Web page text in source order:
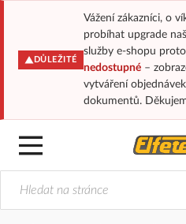
DŮLEŽITÉ
Vážení zákazníci, o
probíhat upgrade
služby e-shopu proto
nedostupné–
vytváření
dokumentů.